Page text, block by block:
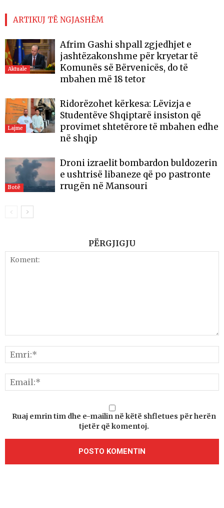
ARTIKUJ TË NGJASHËM
Aktuale
Afrim Gashi shpall zgjedhjet e
jashtëzakonshme për kryetar të
Komunës së Bërvenicës, do të
mbahen më 18 tetor
Lajme
Ridorëzohet kërkesa: Lëvizja e
Studentëve Shqiptarë insiston që
provimet shtetërore të mbahen edhe
në shqip
Botë
Droni izraelit bombardon buldozerin
e ushtrisë libaneze që po pastronte
rrugën në Mansouri
PËRGJIGJU
Ruaj emrin tim dhe e-mailin në këtë shfletues për herën
tjetër që komentoj.